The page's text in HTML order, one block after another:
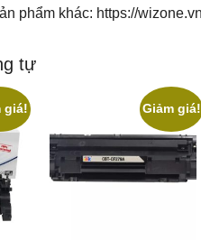
phẩm khác: https://
tự
giá! Giảm giá!